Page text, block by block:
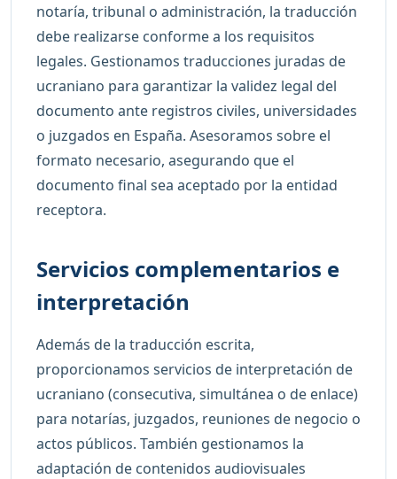
notaría, tribunal o administración, la traducción
debe realizarse conforme a los requisitos
legales. Gestionamos traducciones juradas de
ucraniano para garantizar la validez legal del
documento ante registros civiles, universidades
o juzgados en España. Asesoramos sobre el
formato necesario, asegurando que el
documento final sea aceptado por la entidad
receptora.
Servicios complementarios e
interpretación
Además de la traducción escrita,
proporcionamos servicios de interpretación de
ucraniano (consecutiva, simultánea o de enlace)
para notarías, juzgados, reuniones de negocio o
actos públicos. También gestionamos la
adaptación de contenidos audiovisuales